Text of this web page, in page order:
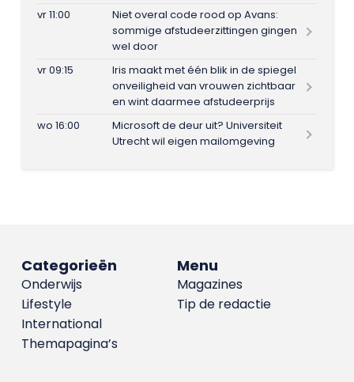
vr 11:00
Niet overal code rood op Avans:
sommige afstudeerzittingen gingen
wel door
vr 09:15
Iris maakt met één blik in de spiegel
onveiligheid van vrouwen zichtbaar
en wint daarmee afstudeerprijs
wo 16:00
Microsoft de deur uit? Universiteit
Utrecht wil eigen mailomgeving
Menu
Magazines
Tip de redactie
Categorieën
Onderwijs
Lifestyle
International
Themapagina’s